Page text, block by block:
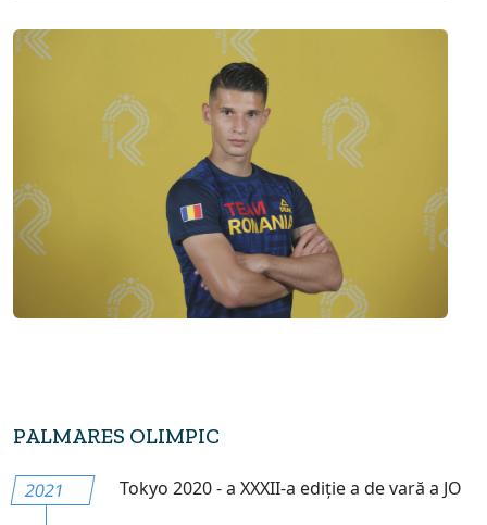
PALMARES OLIMPIC
2021 Tokyo 2020 - a XXXII-a ediție a de vară a JO